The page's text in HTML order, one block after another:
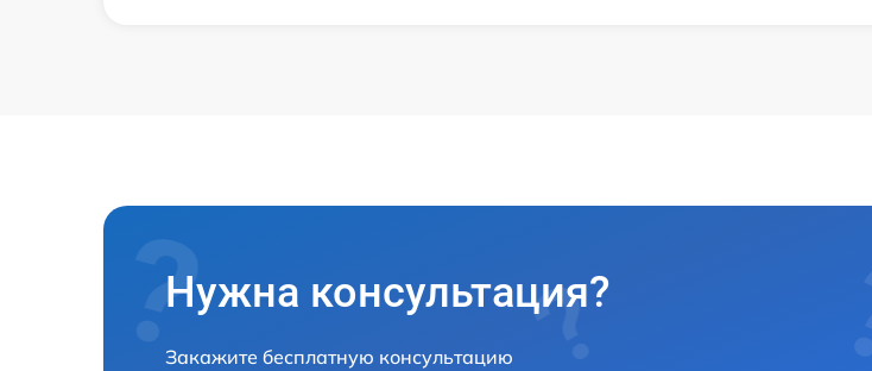
Нужна консультация?
Закажите бесплатную консультацию